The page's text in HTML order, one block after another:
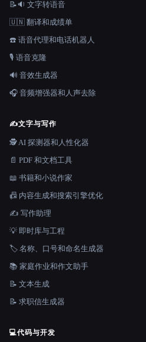
📝🔉 文字转语音
🇺🇳 翻译和成绩单
☎️ 语音代理和电话机器人
🎙️ 语音克隆
🔊 音效生成器
🎧 音频增强器和人声去除
✍️文字与写作
🕵️ AI 探测器和人性化器
📄 PDF 和文档工具
📖 书籍和小说作家
📠 内容生成和搜索引擎优化
✍️ 写作助理
💡 即时库与工程
🏷️ 名称、口号和命名生成器
📚 家庭作业和作文助手
📝 文本生成
📝 求职信生成器
💻代码与开发